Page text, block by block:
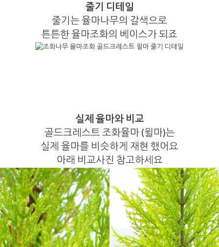
줄기 디테일
줄기는 율마나무의 갈색으로
튼튼한 율마조화의 베이스가 되죠
실제 율마와 비교
골드크레스트 조화율마 (윌마)는
실제 율마를 비슷하게 재현 했어요
아래 비교사진 참고하세요